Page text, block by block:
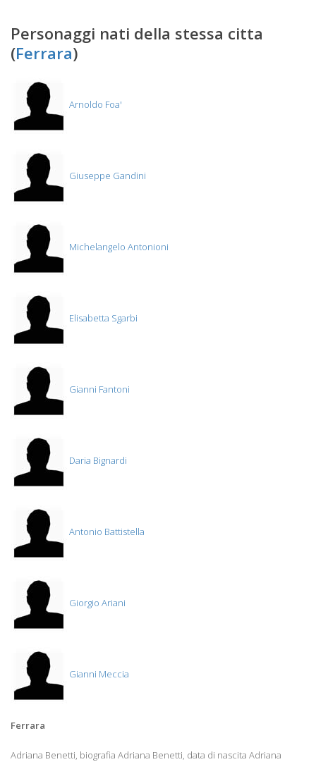
Personaggi nati della stessa citta
(Ferrara)
Arnoldo Foa'
Giuseppe Gandini
Michelangelo Antonioni
Elisabetta Sgarbi
Gianni Fantoni
Daria Bignardi
Antonio Battistella
Giorgio Ariani
Gianni Meccia
Ferrara
Adriana Benetti, biografia Adriana Benetti, data di nascita Adriana